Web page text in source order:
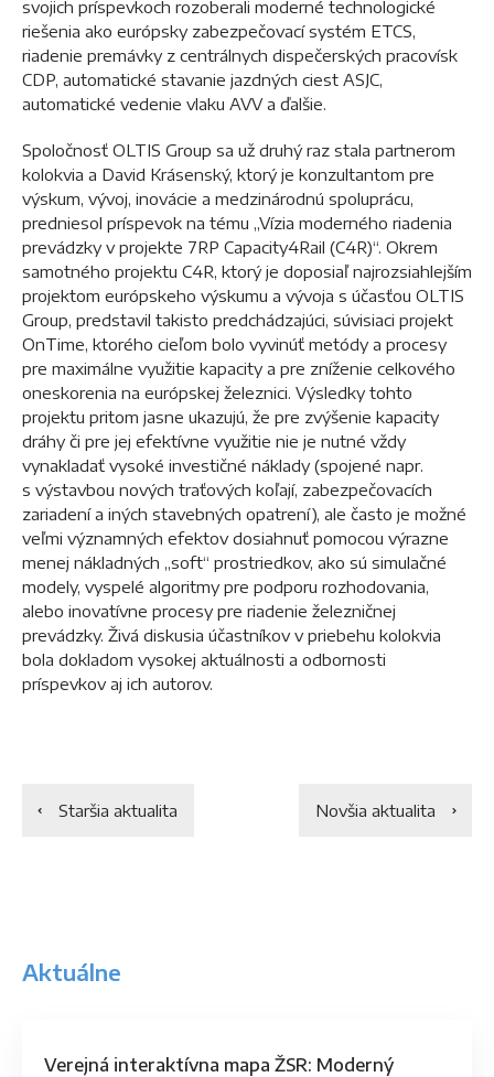
svojich príspevkoch rozoberali moderné technologické
riešenia ako európsky zabezpečovací systém ETCS,
riadenie premávky z centrálnych dispečerských pracovísk
CDP, automatické stavanie jazdných ciest ASJC,
automatické vedenie vlaku AVV a ďalšie.
Spoločnosť OLTIS Group sa už druhý raz stala partnerom
kolokvia a David Krásenský, ktorý je konzultantom pre
výskum, vývoj, inovácie a medzinárodnú spoluprácu,
predniesol príspevok na tému „Vízia moderného riadenia
prevádzky v projekte 7RP Capacity4Rail (C4R)“. Okrem
samotného projektu C4R, ktorý je doposiaľ najrozsiahlejším
projektom európskeho výskumu a vývoja s účasťou OLTIS
Group, predstavil takisto predchádzajúci, súvisiaci projekt
OnTime, ktorého cieľom bolo vyvinúť metódy a procesy
pre maximálne využitie kapacity a pre zníženie celkového
oneskorenia na európskej železnici. Výsledky tohto
projektu pritom jasne ukazujú, že pre zvýšenie kapacity
dráhy či pre jej efektívne využitie nie je nutné vždy
vynakladať vysoké investičné náklady (spojené napr.
s výstavbou nových traťových koľají, zabezpečovacích
zariadení a iných stavebných opatrení), ale často je možné
veľmi významných efektov dosiahnuť pomocou výrazne
menej nákladných „soft“ prostriedkov, ako sú simulačné
modely, vyspelé algoritmy pre podporu rozhodovania,
alebo inovatívne procesy pre riadenie železničnej
prevádzky. Živá diskusia účastníkov v priebehu kolokvia
bola dokladom vysokej aktuálnosti a odbornosti
príspevkov aj ich autorov.
Staršia aktualita Novšia aktualita
Aktuálne
Verejná interaktívna mapa ŽSR: Moderný